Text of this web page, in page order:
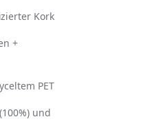
Kork
+
PET
und